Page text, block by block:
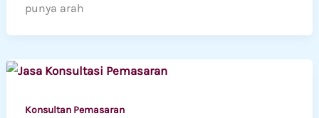
punya arah
Konsultan Pemasaran